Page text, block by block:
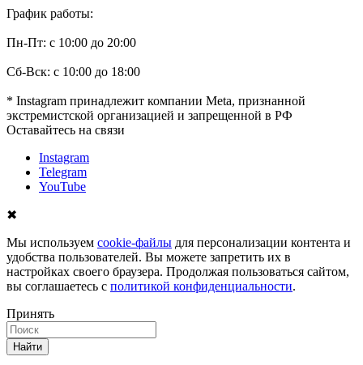
График работы:
Пн-Пт: с 10:00 до 20:00
Сб-Вск: с 10:00 до 18:00
* Instagram принадлежит компании Meta, признанной
экстремистской организацией и запрещенной в РФ
Оставайтесь на связи
Instagram
Telegram
YouTube
✖
Мы используем cookie-файлы для персонализации контента и
удобства пользователей. Вы можете запретить их в
настройках своего браузера. Продолжая пользоваться сайтом,
вы соглашаетесь с политикой конфиденциальности.
Принять
Найти